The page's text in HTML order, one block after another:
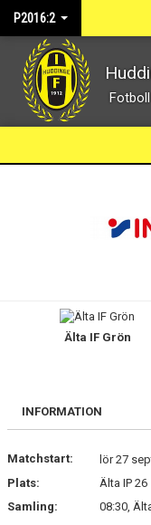
P2016:2
Fotboll
Älta IF Grön
INFORMATION
Matchstart:
lör 27
Plats:
Älta IP 26
Samling:
08:30,